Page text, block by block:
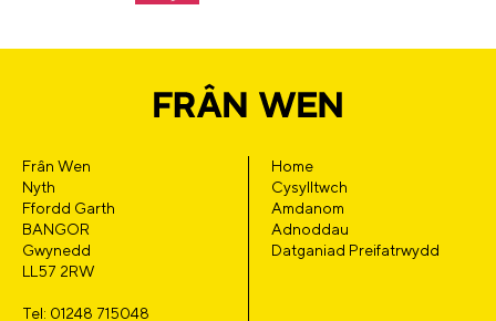
Frân Wen
Nyth
Ffordd Garth
BANGOR
Gwynedd
LL57 2RW
Tel: 01248 715048
Home
Cysylltwch
Amdanom
Adnoddau
Datganiad Preifatrwydd